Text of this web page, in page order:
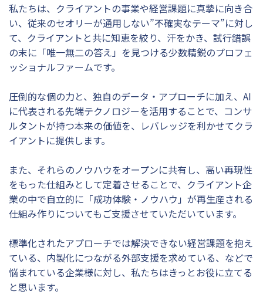
私たちは、クライアントの事業や経営課題に真摯に向き合
い、従来のセオリーが通用しない”不確実なテーマ”に対し
て、クライアントと共に知恵を絞り、汗をかき、試行錯誤
の末に「唯一無二の答え」を見つける少数精鋭のプロフェ
ッショナルファームです。
圧倒的な個の力と、独自のデータ・アプローチに加え、AI
に代表される先端テクノロジーを活用することで、コンサ
ルタントが持つ本来の価値を、レバレッジを利かせてクラ
イアントに提供します。
また、それらのノウハウをオープンに共有し、高い再現性
をもった仕組みとして定着させることで、クライアント企
業の中で自立的に「成功体験・ノウハウ」が再生産される
仕組み作りについてもご支援させていただいています。
標準化されたアプローチでは解決できない経営課題を抱え
ている、内製化につながる外部支援を求めている、などで
悩まれている企業様に対し、私たちはきっとお役に立てる
と思います。